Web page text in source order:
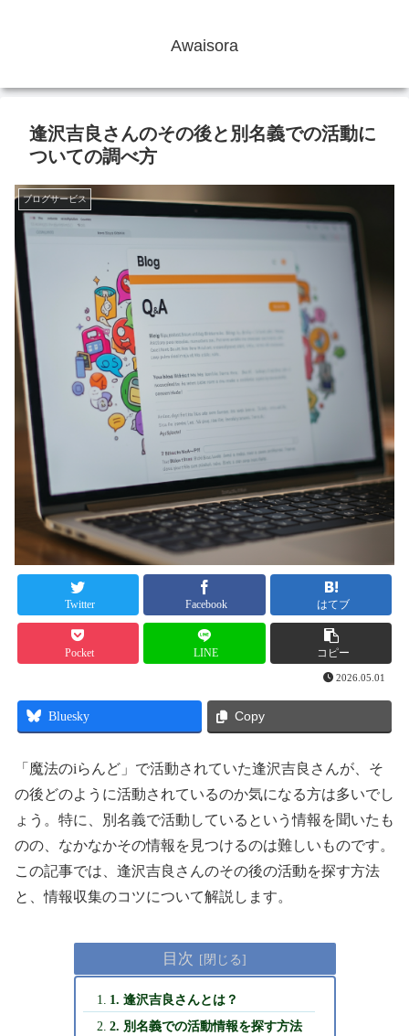
Awaisora
逢沢吉良さんのその後と別名義での活動に
ついての調べ方
ブログサービス
Twitter Facebook はてブ
Pocket LINE コピー
2026.05.01
Bluesky Copy
「魔法のiらんど」で活動されていた逢沢吉良さんが、そ
の後どのように活動されているのか気になる方は多いでし
ょう。特に、別名義で活動しているという情報を聞いたも
のの、なかなかその情報を見つけるのは難しいものです。
この記事では、逢沢吉良さんのその後の活動を探す方法
と、情報収集のコツについて解説します。
目次
1. 逢沢吉良さんとは？
2. 別名義での活動情報を探す方法